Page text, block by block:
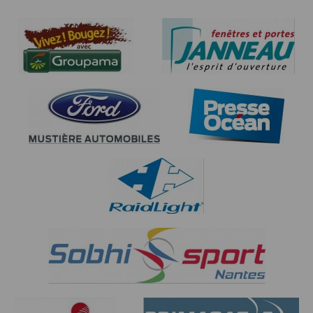
mineurs sur le 17km.
Tarif des inscriptions (hors commission d’inscription par
internet) :
Dont 1 € par coureur payant reversé à une association
Pour chacune des courses le nombre de dossards est
limité :
17 km solo 700 dossards
55 km solo 400 dossards
55 km en relais à 2 100 équipes
55 km en équipe à 3 50 équipes
Pour chacune des courses, si le 5 avril, le quota de
dossards est atteint, l’organisation procèdera à un
inscriptions et à un tirage au sort parmi tous les
inscrits. Les personnes non retenues seront alors
intégralement
remboursées.
Au-delà de cette date, les inscriptions resteront
ouvertes jusqu’à l’atteinte des quotas. Les inscriptions
Balisage du parcours à l’aide de rubalises et de petits
panneaux
parfaitement identifiables, mais n’empêchant pas une
vigilance permanente de la part du coureur pour ne
pas se
Départ et arrivée sur la commune de Mauves/Loire au
niveau du Champ de Foire (à proximité de la gare
Première course : Trail composé d’une seule boucle
d’environ 55km / 1250m D+, selon les trois formules
 Solo : course individuelle,
 En relais à 2 : avec passage du relais à environ mi-
course au ravitaillement du Cellier (km 27).
 En équipe à 3 : course en équipe indissociable de
trois coureurs, ensembles du début à la fin.
Seconde course : Course nature constituée d’une
seule boucle d’environ 17km / 300m D+, en individuel
3. Participation
Trail de 55 km ouvert à toute personne, homme ou
femme, à partir de la catégorie Espoir, licenciée ou